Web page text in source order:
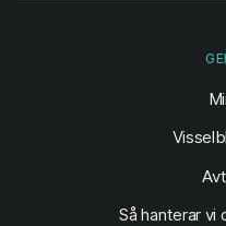
Så hanterar vi